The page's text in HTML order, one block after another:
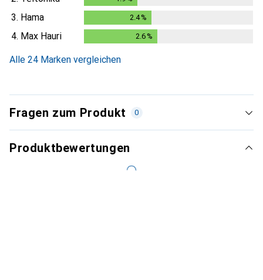
3. Hama 2.4%
4. Max Hauri 2.6%
Alle 24 Marken vergleichen
Fragen zum Produkt 0
Produktbewertungen